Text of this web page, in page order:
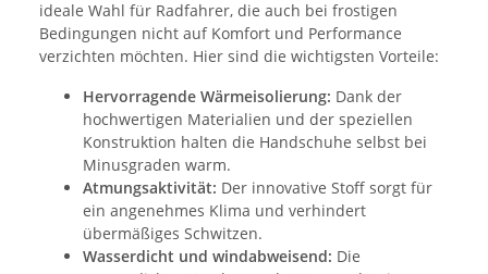
ideale Wahl für Radfahrer, die auch bei frostigen
Bedingungen nicht auf Komfort und Performance
verzichten möchten. Hier sind die wichtigsten Vorteile:
Hervorragende Wärmeisolierung: Dank der
hochwertigen Materialien und der speziellen
Konstruktion halten die Handschuhe selbst bei
Minusgraden warm.
Atmungsaktivität: Der innovative Stoff sorgt für
ein angenehmes Klima und verhindert
übermäßiges Schwitzen.
Wasserdicht und windabweisend: Die